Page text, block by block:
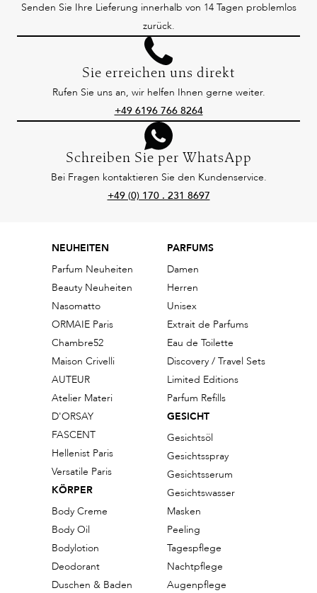
Senden Sie Ihre Lieferung innerhalb von 14 Tagen problemlos
zurück.
Sie erreichen uns direkt
Rufen Sie uns an, wir helfen Ihnen gerne weiter.
+49 6196 766 8264
Schreiben Sie per WhatsApp
Bei Fragen kontaktieren Sie den Kundenservice.
+49 (0) 170 . 231 8697
NEUHEITEN
Parfum Neuheiten
Beauty Neuheiten
Nasomatto
ORMAIE Paris
Chambre52
Maison Crivelli
AUTEUR
Atelier Materi
D'ORSAY
FASCENT
Hellenist Paris
Versatile Paris
KÖRPER
Body Creme
Body Oil
Bodylotion
Deodorant
Duschen & Baden
PARFUMS
Damen
Herren
Unisex
Extrait de Parfums
Eau de Toilette
Discovery / Travel Sets
Limited Editions
Parfum Refills
GESICHT
Gesichtsöl
Gesichtsspray
Gesichtsserum
Gesichtswasser
Masken
Peeling
Tagespflege
Nachtpflege
Augenpflege